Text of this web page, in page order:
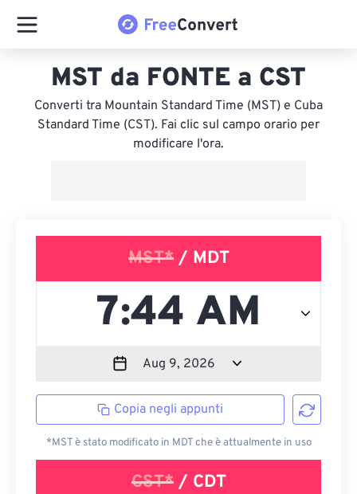
MST da FONTE a CST
Converti tra Mountain Standard Time (MST) e Cuba
Standard Time (CST). Fai clic sul campo orario per
modificare l'ora.
MST*/ MDT
Copia negli appunti
*MST è stato modificato in MDT che è attualmente in uso
CST*/ CDT